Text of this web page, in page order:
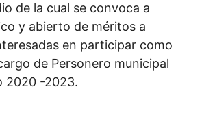
de la cual se convoca a
y abierto de méritos a
en participar como
de Personero municipal
2020 -2023.